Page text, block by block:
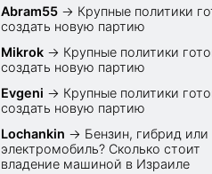
Abram55 → Крупные политики
создать новую партию
Mikrok → Крупные политики
создать новую партию
Evgeni → Крупные политики
создать новую партию
Lochankin → Бензин, гибрид или
электромобиль? Cколько стоит
владение машиной в Израиле